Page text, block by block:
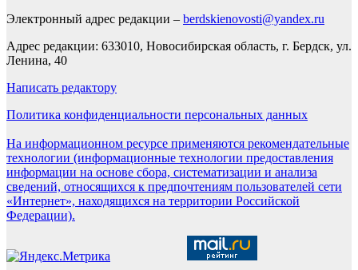
Электронный адрес редакции – berdskienovosti@yandex.ru
Адрес редакции: 633010, Новосибирская область, г. Бердск, ул.
Ленина, 40
Написать редактору
Политика конфиденциальности персональных данных
На информационном ресурсе применяются рекомендательные
технологии (информационные технологии предоставления
информации на основе сбора, систематизации и анализа
сведений, относящихся к предпочтениям пользователей сети
«Интернет», находящихся на территории Российской
Федерации).